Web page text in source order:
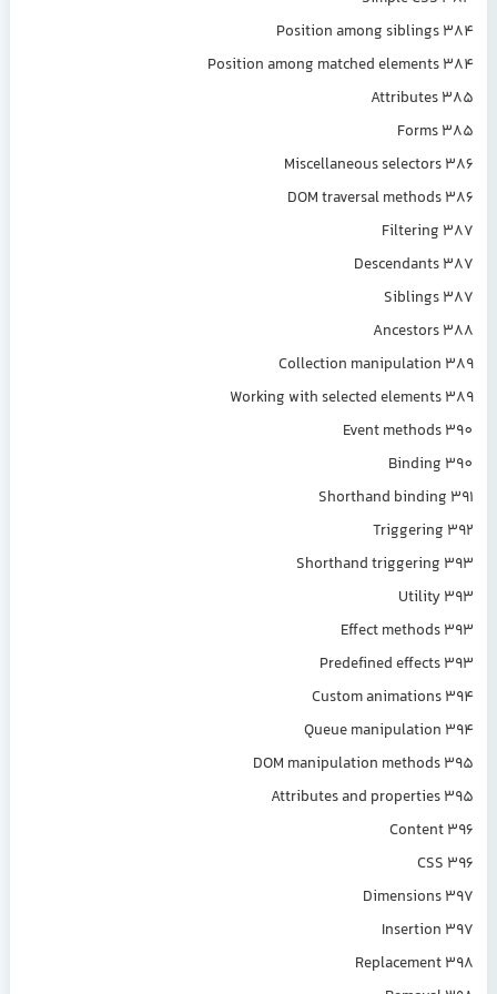
Position among
Position among matched
Miscellaneous
DOM traversal
Collection
Working with selected
Event
Shorthand
Shorthand
Effect
Predefined
Custom
Queue
DOM manipulation
Attributes and